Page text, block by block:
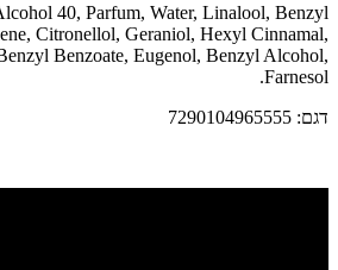
40, Parfum, Water, Linalool, Benzyl
Citronellol, Geraniol, Hexyl Cinnamal,
Benzoate, Eugenol, Benzyl Alcohol,
Farnesol.
דגם: 7290104965555